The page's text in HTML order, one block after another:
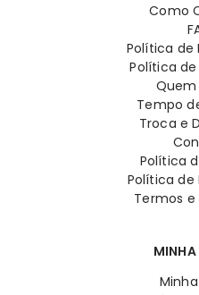
Como
Política de
Política
Quem
Tempo
Troca e
Política
Política de
Termos